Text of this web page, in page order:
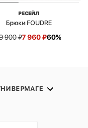
РЕСЕЙЛ
Брюки FOUDRE
900₽7 960₽60%